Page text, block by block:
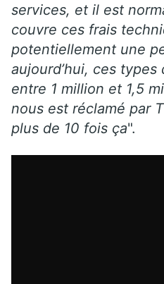
services, et il est
couvre ces frais
potentiellement une
aujourd’hui, ces
entre 1 million et 1,5
nous est réclamé par
plus de 10 fois ça".